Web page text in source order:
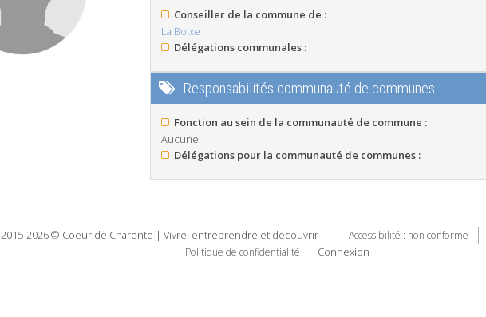
Conseiller de la commune de :
La Boixe
Délégations communales :
Responsabilités communauté de communes
Fonction au sein de la communauté de commune :
Aucune
Délégations pour la communauté de communes :
2015-2026 © Coeur de Charente | Vivre, entreprendre et découvrir Accessibilité : non conforme
Politique de confidentialité
Connexion